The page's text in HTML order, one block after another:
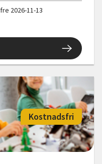
fre 2026-11-13
Kostnadsfri